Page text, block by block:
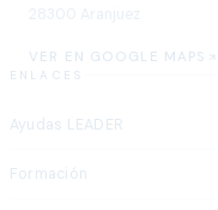
VER EN GOOGLE MAPS
ENLACES
Ayudas LEADER
Formación